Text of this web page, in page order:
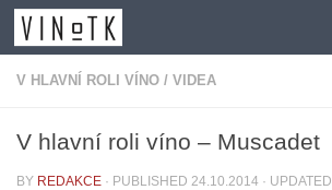
Skip to content
V HLAVNÍ ROLI VÍNO / VIDEA
V hlavní roli víno – Muscadet
BY REDAKCE · PUBLISHED 24.10.2014 · UPDATED